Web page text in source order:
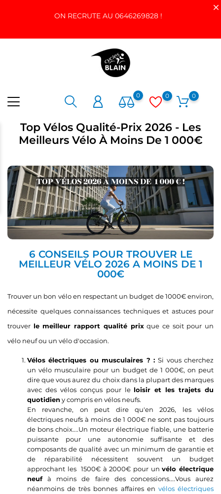
ON RECRUTE AU 0646269828 !
0 0 0
Top Vélos Qualité-Prix 2026 - Les
Meilleurs Vélo À Moins De 1 000€
6 CONSEILS POUR TROUVER LE
MEILLEUR VÉLO 2026 A MOINS DE 1
000€
Trouver un bon vélo en respectant un budget de 1000€ environ,
nécessite quelques connaissances techniques et astuces pour
trouver le meilleur rapport qualité prixque ce soit pour un
vélo neuf ou un vélo d'occasion.
Vélos électriques ou musculaires ? :Si vous cherchez
un vélo musculaire pour un budget de 1 000€, on peut
dire que vous aurez du choix dans la plupart des marques
avec des vélos conçus pour le loisir et les trajets du
quotidieny compris en vélos neufs.
En revanche, on peut dire qu'en 2026, les vélos
électriques neufs à moins de 1 000€ ne sont pas toujours
de bons choix....Un moteur électrique fiable, une batterie
puissante pour une autonomie suffisante et des
composants de qualité avec un minimum de garantie et
de réparabilité nécessitent souvent un budget
approchant les 1500€ à 2000€ pour unvélo électrique
neufà moins de faire des concessions....Vous aurez
néanmoins de très bonnes affaires en vélos électriques